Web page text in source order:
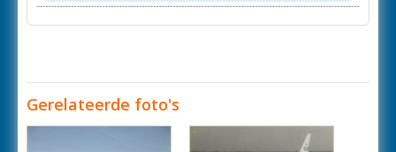
Gerelateerde foto's